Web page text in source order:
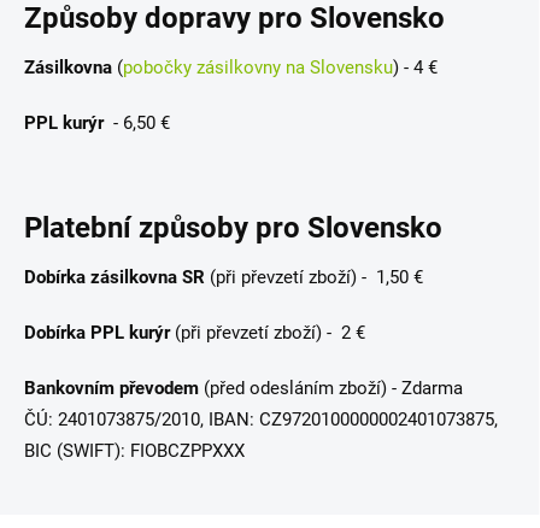
Způsoby dopravy pro Slovensko
Zásilkovna (pobočky zásilkovny na Slovensku) - 4 €
PPL kurýr - 6,50 €
Platební způsoby pro Slovensko
Dobírka zásilkovna SR (při převzetí zboží) - 1,50 €
Dobírka PPL kurýr (při převzetí zboží) - 2 €
Bankovním převodem (před odesláním zboží) - Zdarma
ČÚ: 2401073875/2010, IBAN: CZ9720100000002401073875,
BIC (SWIFT): FIOBCZPPXXX